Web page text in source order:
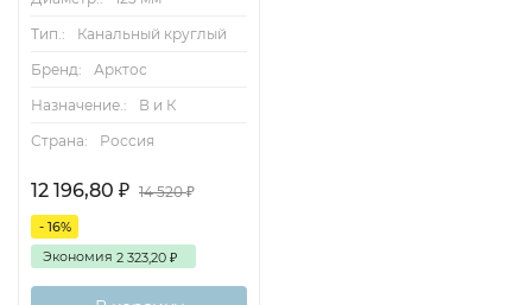
Тип.:
Канальный круглый
Бренд:
Арктос
Назначение.:
В и К
Страна:
Россия
12 196,80 ₽ 14 520₽
- 16%
Экономия 2 323,20 ₽